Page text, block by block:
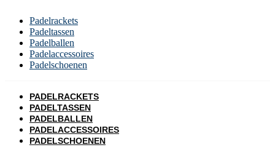
Padelrackets
Padeltassen
Padelballen
Padelaccessoires
Padelschoenen
PADELRACKETS
PADELTASSEN
PADELBALLEN
PADELACCESSOIRES
PADELSCHOENEN